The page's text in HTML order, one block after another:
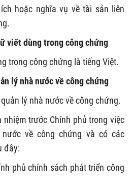
hoặc nghĩa vụ về tài sản liên
viết dùng trong công chứng
trong công chứng là tiếng Việt.
lý nhà nước về công chứng
lý nhà nước về công chứng.
nhiệm trước Chính phủ trong việc
về công chứng và có các
đây:
phủ chính sách phát triển công